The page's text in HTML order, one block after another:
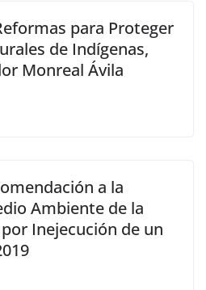
para Proteger
de Indígenas,
Monreal Ávila
a la
Ambiente de la
por Inejecución de un